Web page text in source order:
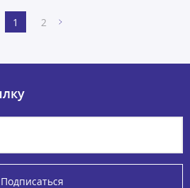
1 2
Подписаться